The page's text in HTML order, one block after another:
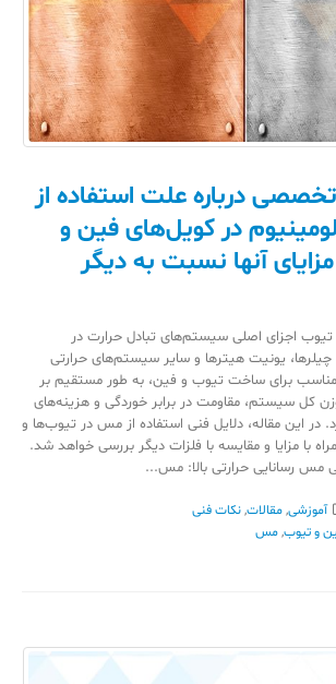
درباره علت استفاده از
در کویل‌های فین و
آنها نسبت به دیگر
اجزای اصلی سیستم‌های تبادل حرارت در
یونیت هیترها و سایر سیستم‌های حرارتی
مناسب برای ساخت تیوب و فین، به طور مستقیم بر
وزن کل سیستم، مقاومت در برابر خوردگی و هزینه‌های
در این مقاله، دلایل فنی استفاده از مس در تیوب‌ها و
با مزایا و مقایسه با فلزات دیگر بررسی خواهد شد.
مس رسانایی حرارتی بالا: مس...
آموزشی,مقالات,نکات فنی
و تیوب,مس